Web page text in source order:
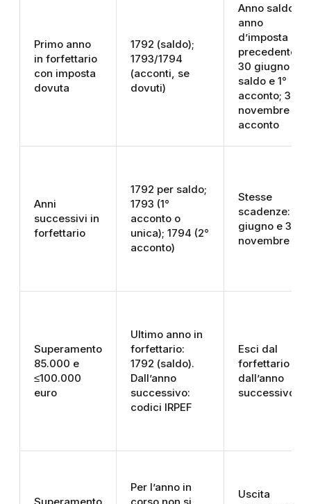
Primo anno
in forfettario
con imposta
dovuta
1792 (saldo);
1793/1794
(acconti, se
dovuti)
Anno saldo =
anno
d’imposta
precedente;
30 giugno
saldo e 1°
acconto; 30
novembre 2°
acconto
Anni
successivi in
forfettario
1792 per saldo;
1793 (1°
acconto o
unica); 1794 (2°
acconto)
Stesse
scadenze: 30
giugno e 30
novembre
Superamento
85.000 e
≤100.000
euro
Ultimo anno in
forfettario:
1792 (saldo).
Dall’anno
successivo:
codici IRPEF
Esci dal
forfettario
dall’anno
successivo
Per l’anno in
Uscita